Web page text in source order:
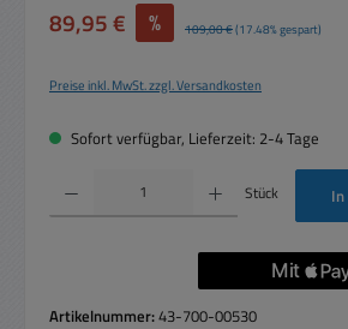
Verkaufspreis:
89,95 € % Regulärer Preis:
109,00 €(17.48% gespart)
Preise inkl. MwSt. zzgl. Versandkosten
Sofort verfügbar, Lieferzeit: 2-4 Tage
Produkt Anzahl: Gib den gewünschten Wert ein
Stück
Artikelnummer:43-700-00530